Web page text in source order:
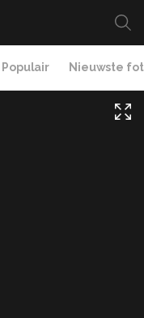
Populair Nieuwste